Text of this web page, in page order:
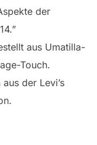
der
aus Umatilla-
Touch.
der Levi’s